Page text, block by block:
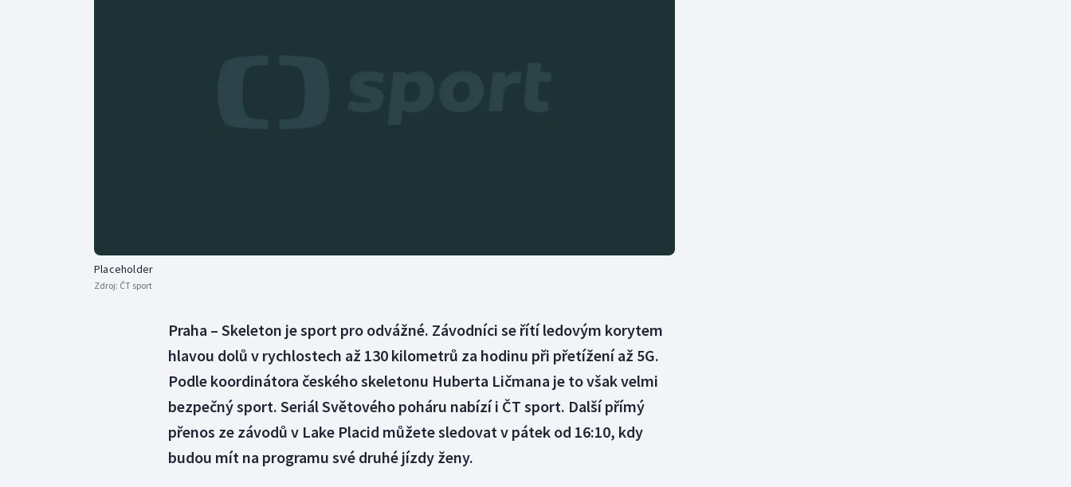
Placeholder
Zdroj: ČT sport
Praha – Skeleton je sport pro odvážné. Závodníci se řítí ledovým korytem
hlavou dolů v rychlostech až 130 kilometrů za hodinu při přetížení až 5G.
Podle koordinátora českého skeletonu Huberta Ličmana je to však velmi
bezpečný sport. Seriál Světového poháru nabízí i ČT sport. Další přímý
přenos ze závodů v Lake Placid můžete sledovat v pátek od 16:10, kdy
budou mít na programu své druhé jízdy ženy.